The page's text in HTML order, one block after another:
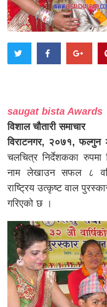
saugat bista Awards
विशाल चौतारी समाचार
विराटनगर, २०७१, फल्गुन
चलचित्र निर्देशकका
नाम लेखाउन सफल ८
राष्ट्रिय उत्कृष्ट वाल
गरिएको छ ।